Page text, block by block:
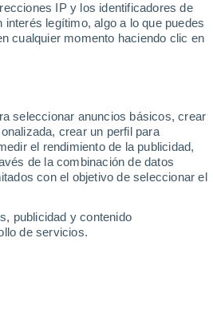
IP y los identificadores de
legítimo, algo a lo que puedes
cualquier momento haciendo clic en
seleccionar anuncios básicos, crear
crear un perfil para
el rendimiento de la publicidad,
de la combinación de datos
con el objetivo de seleccionar el
publicidad y contenido
de servicios.
30°
21°
Fuerteventura